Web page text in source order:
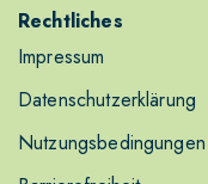
Rechtliches
Impressum
Datenschutzerklärung
Nutzungsbedingungen